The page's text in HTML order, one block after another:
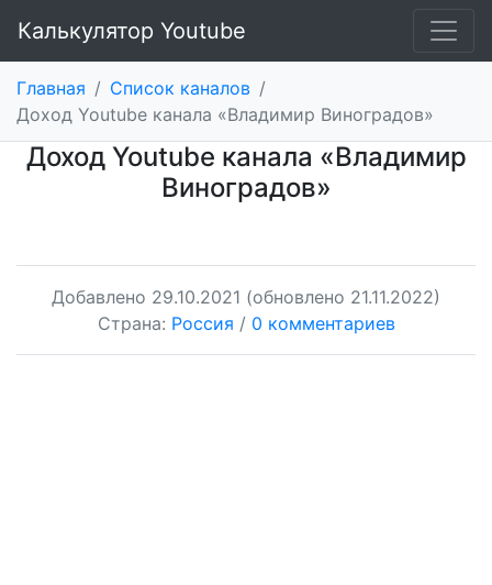
Калькулятор Youtube
Главная / Список каналов /
Доход Youtube канала «Владимир Виноградов»
Доход Youtube канала «Владимир
Виноградов»
Добавлено 29.10.2021 (обновлено 21.11.2022)
Страна: Россия / 0 комментариев